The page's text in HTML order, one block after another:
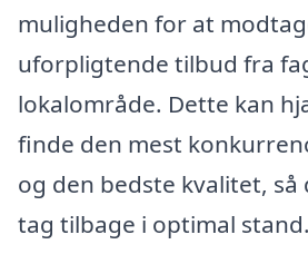
muligheden for at
uforpligtende tilbud fra
lokalområde. Dette kan
finde den mest
og den bedste kvalitet, så
tag tilbage i optimal stand.